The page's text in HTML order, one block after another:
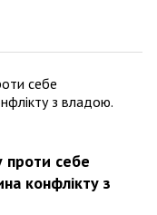
проти себе
конфлікту з